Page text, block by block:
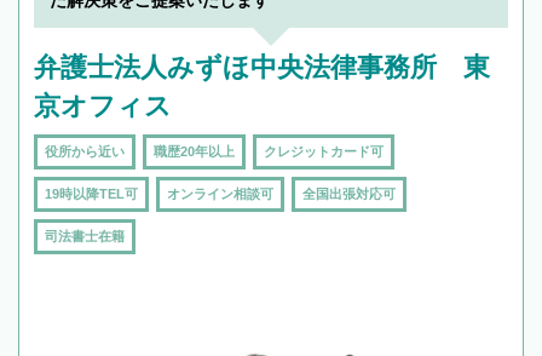
弁護士法人みずほ中央法律事務所 東
京オフィス
役所から近い 職歴20年以上 クレジットカード可
19時以降TEL可 オンライン相談可 全国出張対応可
司法書士在籍